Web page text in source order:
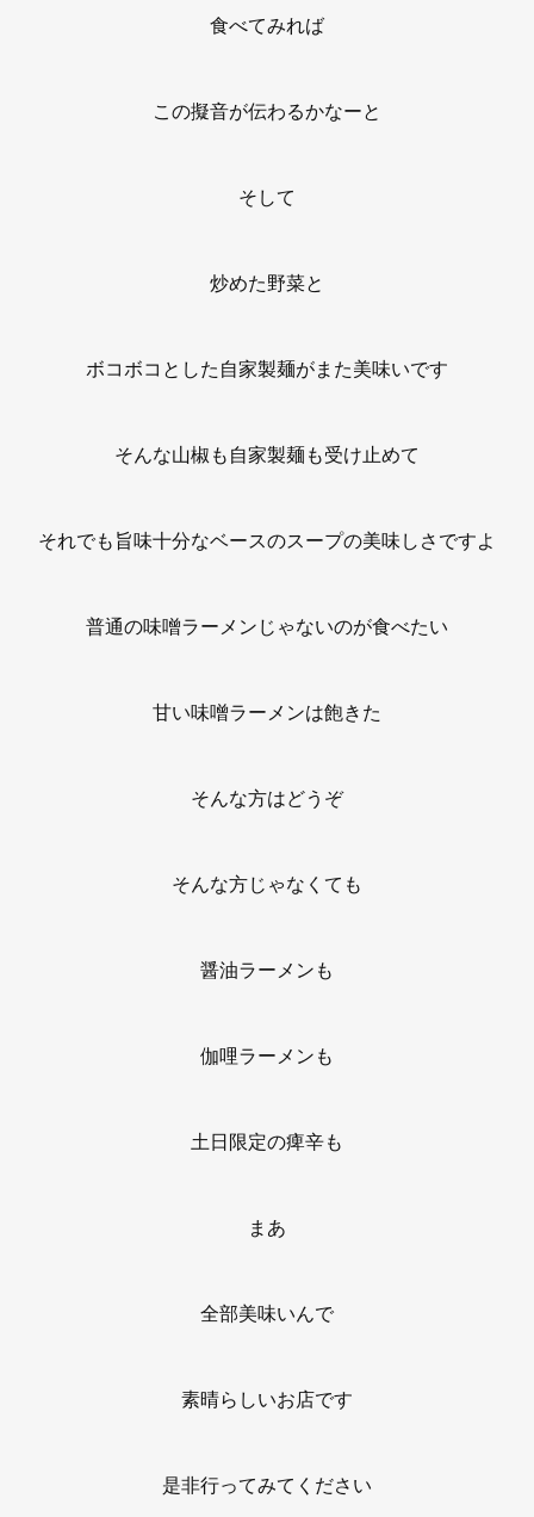
食べてみれば
この擬音が伝わるかなーと
そして
炒めた野菜と
ボコボコとした自家製麺がまた美味いです
そんな山椒も自家製麺も受け止めて
それでも旨味十分なベースのスープの美味しさですよ
普通の味噌ラーメンじゃないのが食べたい
甘い味噌ラーメンは飽きた
そんな方はどうぞ
そんな方じゃなくても
醤油ラーメンも
伽哩ラーメンも
土日限定の痺辛も
まあ
全部美味いんで
素晴らしいお店です
是非行ってみてください